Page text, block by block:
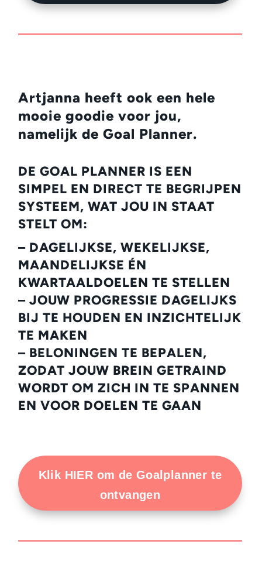
Artjanna heeft ook een hele
mooie goodie voor jou,
namelijk de Goal Planner.
DE GOAL PLANNER IS EEN
SIMPEL EN DIRECT TE BEGRIJPEN
SYSTEEM, WAT JOU IN STAAT
STELT OM:
– DAGELIJKSE, WEKELIJKSE,
MAANDELIJKSE ÉN
KWARTAALDOELEN TE STELLEN
– JOUW PROGRESSIE DAGELIJKS
BIJ TE HOUDEN EN INZICHTELIJK
TE MAKEN
– BELONINGEN TE BEPALEN,
ZODAT JOUW BREIN GETRAIND
WORDT OM ZICH IN TE SPANNEN
EN VOOR DOELEN TE GAAN
Klik HIER om de Goalplanner te
ontvangen